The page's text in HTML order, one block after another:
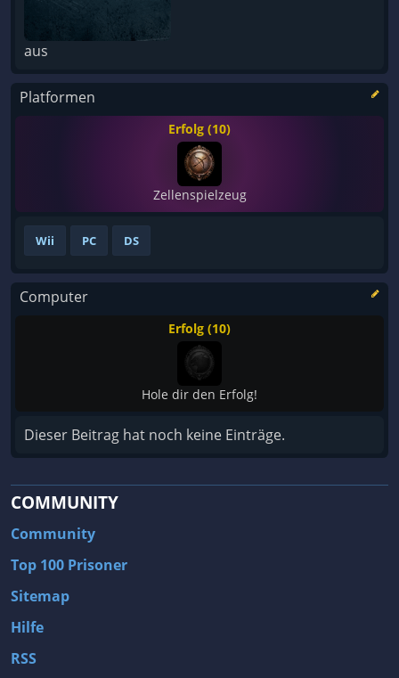
aus
Platformen
Erfolg (10)
Zellenspielzeug
Wii PC DS
Computer
Erfolg (10)
Hole dir den Erfolg!
Dieser Beitrag hat noch keine Einträge.
COMMUNITY
Community
Top 100 Prisoner
Sitemap
Hilfe
RSS